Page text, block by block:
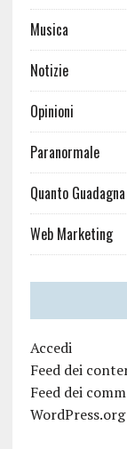
Musica
Notizie
Opinioni
Paranormale
Quanto Guadagna
Web Marketing
Accedi
Feed dei
Feed dei
WordPress.org